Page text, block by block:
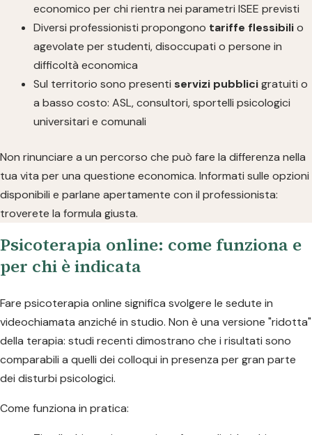
economico per chi rientra nei parametri ISEE previsti
Diversi professionisti propongono tariffe flessibilio
agevolate per studenti, disoccupati o persone in
difficoltà economica
Sul territorio sono presenti servizi pubblicigratuiti o
a basso costo: ASL, consultori, sportelli psicologici
universitari e comunali
Non rinunciare a un percorso che può fare la differenza nella
tua vita per una questione economica. Informati sulle opzioni
disponibili e parlane apertamente con il professionista:
troverete la formula giusta.
Psicoterapia online: come funziona e
per chi è indicata
Fare psicoterapia online significa svolgere le sedute in
videochiamata anziché in studio. Non è una versione "ridotta"
della terapia: studi recenti dimostrano che i risultati sono
comparabili a quelli dei colloqui in presenza per gran parte
dei disturbi psicologici.
Come funziona in pratica: